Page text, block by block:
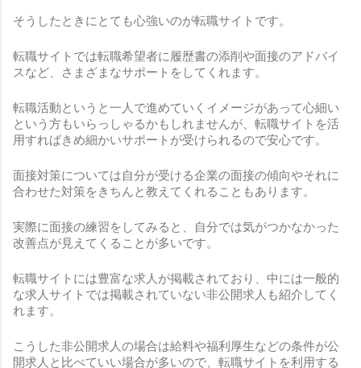
そうしたときにとても心強いのが転職サイトです。
転職サイトでは転職希望者に履歴書の添削や面接のアドバイ
スなど、さまざまなサポートをしてくれます。
転職活動というと一人で進めていくイメージがあって心細い
という方もいらっしゃるかもしれませんが、転職サイトを活
用すればきめ細かいサポートが受けられるので安心です。
面接対策については自分が受ける企業の面接の傾向やそれに
合わせた対策をきちんと教えてくれることもあります。
実際に面接の練習をしてみると、自分では気がつかなかった
改善点が見えてくることが多いです。
転職サイトには豊富な求人が掲載されており、中には一般的
な求人サイトでは掲載されていない非公開求人も紹介してく
れます。
こうした非公開求人の場合は給料や福利厚生などの条件が公
開求人と比べていい場合が多いので、転職サイトを利用する